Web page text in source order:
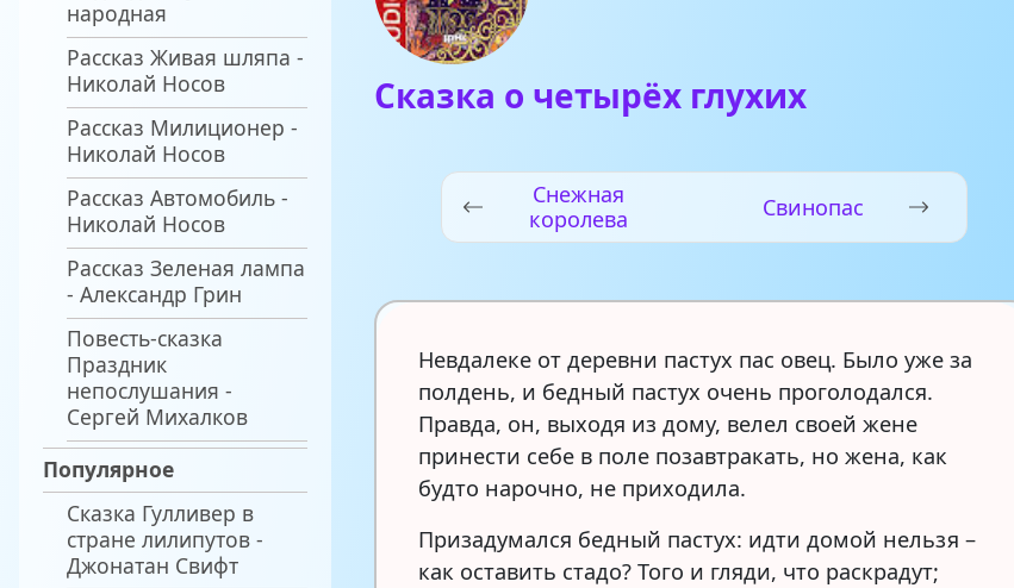
народная
Рассказ Живая шляпа -
Николай Носов
Рассказ Милиционер -
Николай Носов
Рассказ Автомобиль -
Николай Носов
Рассказ Зеленая лампа
- Александр Грин
Повесть-сказка
Праздник
непослушания -
Сергей Михалков
Популярное
Сказка Гулливер в
стране лилипутов -
Джонатан Свифт
Сказка о четырёх глухих
Снежная
королева
Свинопас
Невдалеке от деревни пастух пас овец. Было уже за
полдень, и бедный пастух очень проголодался.
Правда, он, выходя из дому, велел своей жене
принести себе в поле позавтракать, но жена, как
будто нарочно, не приходила.
Призадумался бедный пастух: идти домой нельзя –
как оставить стадо? Того и гляди, что раскрадут;